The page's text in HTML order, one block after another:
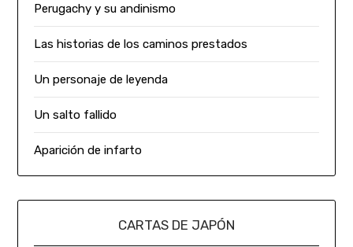
Perugachy y su andinismo
Las historias de los caminos prestados
Un personaje de leyenda
Un salto fallido
Aparición de infarto
CARTAS DE JAPÓN